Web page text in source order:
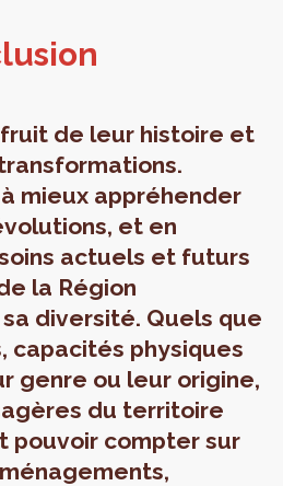
de leur histoire et
mieux appréhender
et en
actuels et futurs
la Région
diversité. Quels que
capacités physiques
genre ou leur origine,
du territoire
pouvoir compter sur